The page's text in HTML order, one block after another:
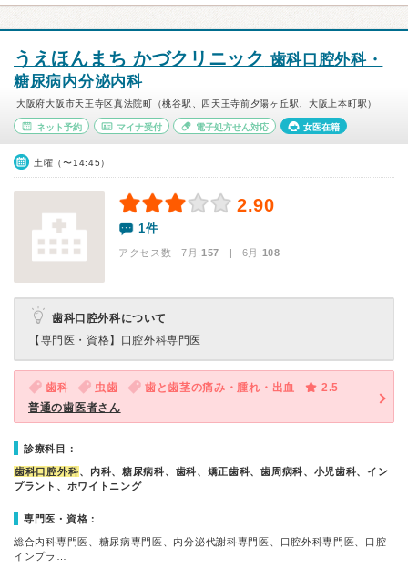
うえほんまち かづクリニック 歯科口腔外科・
糖尿病内分泌内科
大阪府大阪市天王寺区真法院町（桃谷駅、四天王寺前夕陽ヶ丘駅、大阪上本町駅）
ネット予約 マイナ受付 電子処方せん対応 女医在籍
土曜（〜14:45）
2.90
1件
アクセス数 7月:157 | 6月:108
歯科口腔外科について
【専門医・資格】 口腔外科専門医
歯科 虫歯 歯と歯茎の痛み・腫れ・出血
2.5
普通の歯医者さん
診療科目：
歯科口腔外科、内科、糖尿病科、歯科、矯正歯科、歯周病科、小児歯科、イン
プラント、ホワイトニング
専門医・資格：
総合内科専門医、糖尿病専門医、内分泌代謝科専門医、口腔外科専門医、口腔
インプラ…